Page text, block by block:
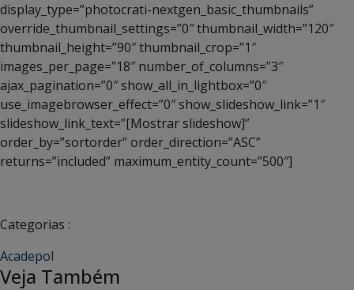
display_type=”photocrati-nextgen_basic_thumbnails”
override_thumbnail_settings=”0″ thumbnail_width=”120″
thumbnail_height=”90″ thumbnail_crop=”1″
images_per_page=”18″ number_of_columns=”3″
ajax_pagination=”0″ show_all_in_lightbox=”0″
use_imagebrowser_effect=”0″ show_slideshow_link=”1″
slideshow_link_text=”[Mostrar slideshow]”
order_by=”sortorder” order_direction=”ASC”
returns=”included” maximum_entity_count=”500″]
Categorias :
Acadepol
Veja Também